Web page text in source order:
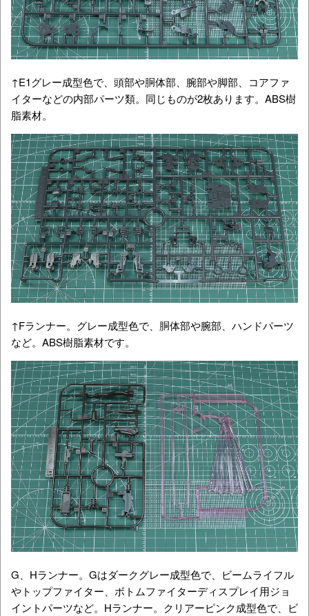
↑E1グレー成型色で、頭部や胴体部、腕部や脚部、コアファ
イターなどの内部パーツ類。同じものが2枚あります。ABS樹
脂素材。
↑Fランナー。グレー成型色で、胴体部や腕部、ハンドパーツ
など。ABS樹脂素材です。
G、Hランナー。Gはダークグレー成型色で、ビームライフル
やトップファイター、ボトムファイターディスプレイ用ジョ
イントパーツなど。Hランナー。クリアーピンク成型色で、ビ